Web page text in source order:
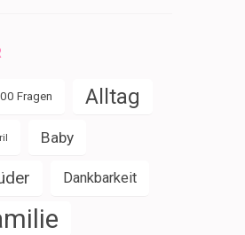
Fragen Alltag
Baby
Dankbarkeit